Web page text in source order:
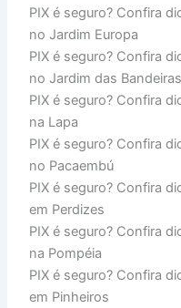
PIX é seguro? Confira
no Jardim Europa
PIX é seguro? Confira
no Jardim das Bandeiras
PIX é seguro? Confira
na Lapa
PIX é seguro? Confira
no Pacaembú
PIX é seguro? Confira
em Perdizes
PIX é seguro? Confira
na Pompéia
PIX é seguro? Confira
em Pinheiros